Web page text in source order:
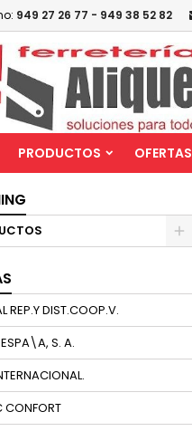
949 27 26 77 - 949 38 52 82
PRODUCTOS OFERTAS
REP.Y DIST.COOP.V.
S. A.
CONFORT